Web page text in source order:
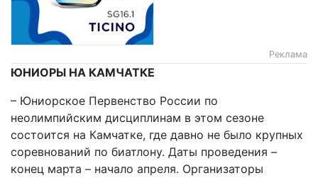
Реклама
ЮНИОРЫ НА КАМЧАТКЕ
– Юниорское Первенство России по
неолимпийским дисциплинам в этом сезоне
состоится на Камчатке, где давно не было крупных
соревнований по биатлону. Даты проведения –
конец марта – начало апреля. Организаторы